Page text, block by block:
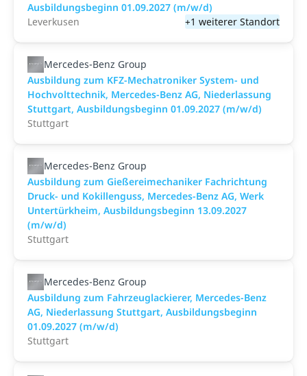
Ausbildungsbeginn 01.09.2027 (m/w/d)
Leverkusen
+1 weiterer Standort
Mercedes-Benz Group
Ausbildung zum KFZ-Mechatroniker System- und
Hochvolttechnik, Mercedes-Benz AG, Niederlassung
Stuttgart, Ausbildungsbeginn 01.09.2027 (m/w/d)
Stuttgart
Mercedes-Benz Group
Ausbildung zum Gießereimechaniker Fachrichtung
Druck- und Kokillenguss, Mercedes-Benz AG, Werk
Untertürkheim, Ausbildungsbeginn 13.09.2027
(m/w/d)
Stuttgart
Mercedes-Benz Group
Ausbildung zum Fahrzeuglackierer, Mercedes-Benz
AG, Niederlassung Stuttgart, Ausbildungsbeginn
01.09.2027 (m/w/d)
Stuttgart